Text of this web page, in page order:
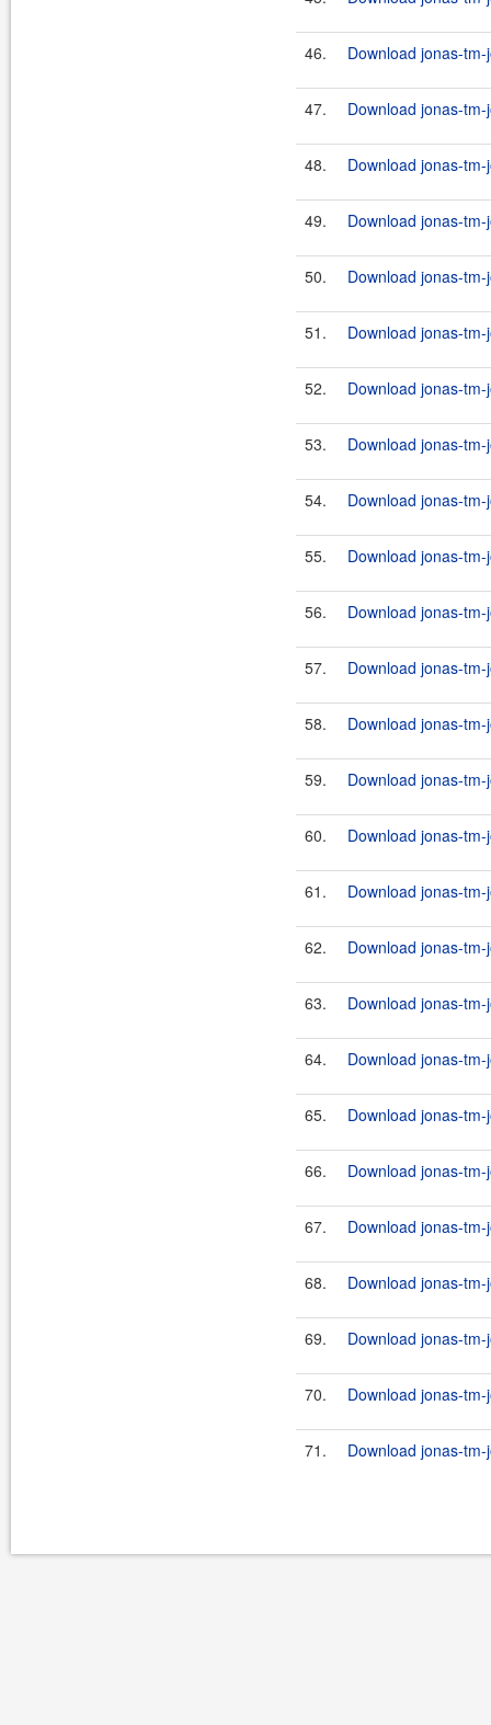
46. Download jonas-
47. Download jonas-
48. Download jonas-
49. Download jonas-
50. Download jonas-
51. Download jonas-
52. Download jonas-
53. Download jonas-
54. Download jonas-
55. Download jonas-
56. Download jonas-
57. Download jonas-
58. Download jonas-
59. Download jonas-
60. Download jonas-
61. Download jonas-
62. Download jonas-
63. Download jonas-
64. Download jonas-
65. Download jonas-
66. Download jonas-
67. Download jonas-
68. Download jonas-
69. Download jonas-
70. Download jonas-
71. Download jonas-